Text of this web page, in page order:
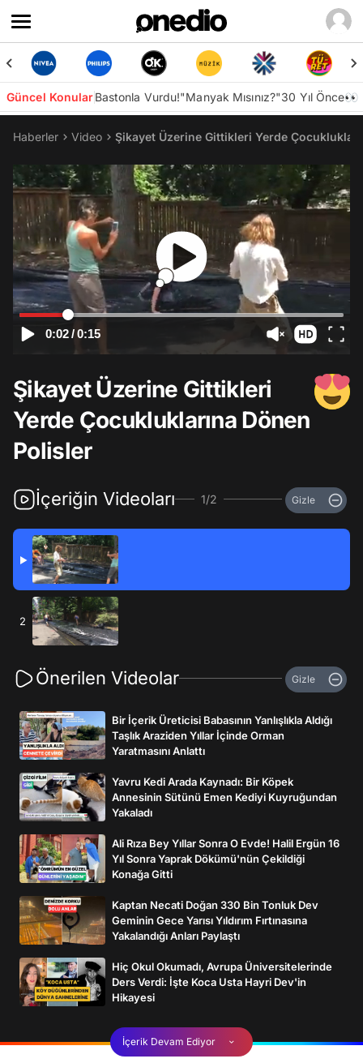
Güncel KonularBastonla Vurdu!"Manyak Mısınız?"30 Yıl Önce👀
Haberler Video Şikayet Üzerine Gittikleri Yerde
0:02/0:15
Şikayet Üzerine Gittikleri
Yerde Çocukluklarına Dönen
Polisler
İçeriğin Videoları 1/2 Gizle
▶
2
Önerilen Videolar Gizle
Bir İçerik Üreticisi Babasının Yanlışlıkla Aldığı
Taşlık Araziden Yıllar İçinde Orman
Yaratmasını Anlattı
Yavru Kedi Arada Kaynadı: Bir Köpek
Annesinin Sütünü Emen Kediyi Kuyruğundan
Yakaladı
Ali Rıza Bey Yıllar Sonra O Evde! Halil Ergün 16
Yıl Sonra Yaprak Dökümü'nün Çekildiği
Konağa Gitti
Kaptan Necati Doğan 330 Bin Tonluk Dev
Geminin Gece Yarısı Yıldırım Fırtınasına
Yakalandığı Anları Paylaştı
Hiç Okul Okumadı, Avrupa Üniversitelerinde
Ders Verdi: İşte Koca Usta Hayri Dev'in
Hikayesi
İçerik Devam Ediyor